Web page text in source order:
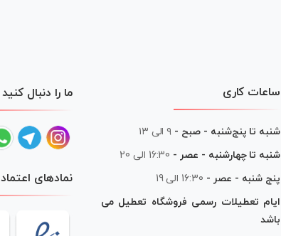
ساعات کاری
شنبه تا پنج‌شنبه - صبح - ۹ الی ۱۳
شنبه تا چهارشنبه - عصر - 16:30 الی 20
پنج شنبه - عصر - 16:30 الی 19
ایام تعطیلات رسمی فروشگاه تعطیل می
باشد
ما را دنبال کنید
نمادهای اعتماد